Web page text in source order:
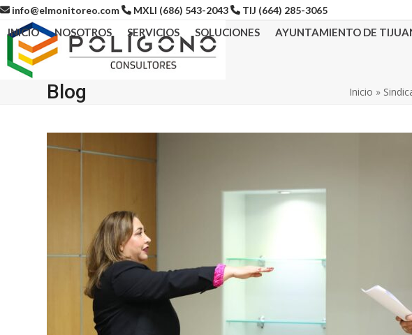
Skip
content
info@elmonitoreo.com MXLI (686) 543-2043 TIJ (664) 285-3065
INICIO NOSOTROS SERVICIOS SOLUCIONES AYUNTAMIENTO DE
Blog Inicio »